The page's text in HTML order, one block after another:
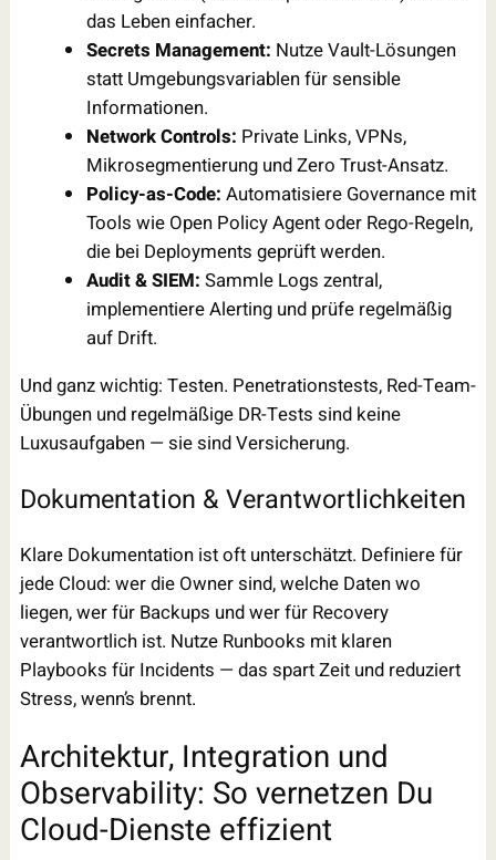
das Leben einfacher.
Secrets Management: Nutze Vault-Lösungen
statt Umgebungsvariablen für sensible
Informationen.
Network Controls: Private Links, VPNs,
Mikrosegmentierung und Zero Trust-Ansatz.
Policy-as-Code: Automatisiere Governance mit
Tools wie Open Policy Agent oder Rego-Regeln,
die bei Deployments geprüft werden.
Audit & SIEM: Sammle Logs zentral,
implementiere Alerting und prüfe regelmäßig
auf Drift.
Und ganz wichtig: Testen. Penetrationstests, Red-Team-
Übungen und regelmäßige DR-Tests sind keine
Luxusaufgaben — sie sind Versicherung.
Dokumentation & Verantwortlichkeiten
Klare Dokumentation ist oft unterschätzt. Definiere für
jede Cloud: wer die Owner sind, welche Daten wo
liegen, wer für Backups und wer für Recovery
verantwortlich ist. Nutze Runbooks mit klaren
Playbooks für Incidents — das spart Zeit und reduziert
Stress, wenn’s brennt.
Architektur, Integration und
Observability: So vernetzen Du
Cloud-Dienste effizient